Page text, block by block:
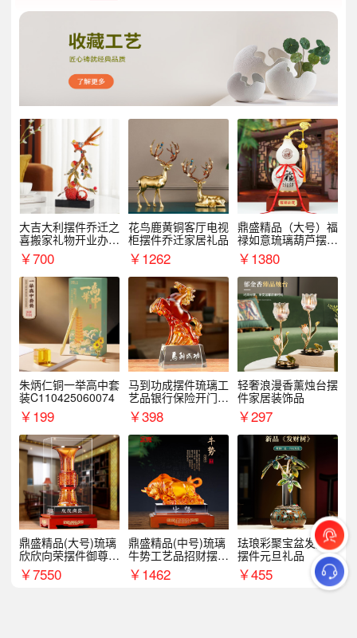
大吉大利摆件乔迁之
喜搬家礼物开业办公
室家居客厅玄关酒柜
装饰品
￥700
花鸟鹿黄铜客厅电视
柜摆件乔迁家居礼品
￥1262
鼎盛精品（大号）福
禄如意琉璃葫芦摆件
招财家居客厅乔迁新
居礼品
￥1380
朱炳仁铜一举高中套
装C110425060074
￥199
马到功成摆件琉璃工
艺品银行保险开门红
周年庆典伴手礼表彰
礼品
￥398
轻奢浪漫香薰烛台摆
件家居装饰品
￥297
鼎盛精品(大号)琉璃
欣欣向荣摆件御尊开
业乔迁商务往来纪念
品
￥7550
鼎盛精品(中号)琉璃
牛势工艺品招财摆件
银行企业商务上市礼
品
￥1462
珐琅彩聚宝盆发财树
摆件元旦礼品
￥455